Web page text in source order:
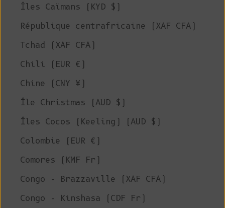
Îles Caïmans (KYD $)
République centrafricaine (XAF CFA)
Tchad (XAF CFA)
Chili (EUR €)
Chine (CNY ¥)
Île Christmas (AUD $)
Îles Cocos (Keeling) (AUD $)
Colombie (EUR €)
Comores (KMF Fr)
Congo - Brazzaville (XAF CFA)
Congo - Kinshasa (CDF Fr)